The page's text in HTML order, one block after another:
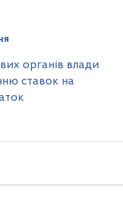
органів влади
ставок на